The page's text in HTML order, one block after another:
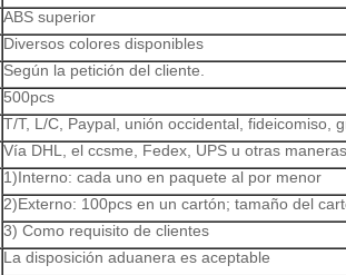
ABS superior
Diversos colores disponibles
Según la petición del cliente.
500pcs
T/T, L/C, Paypal, unión occidental, fideicomiso,
Vía DHL, el ccsme, Fedex, UPS u otras
1)Interno: cada uno en paquete al por menor
2)Externo: 100pcs en un cartón; tamaño del
3) Como requisito de clientes
La disposición aduanera es aceptable